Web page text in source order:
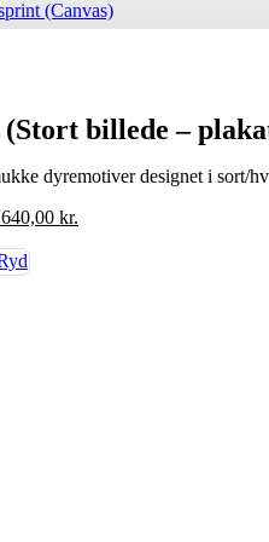
billede –
dyremotiver designet i sort/
640,00 kr.